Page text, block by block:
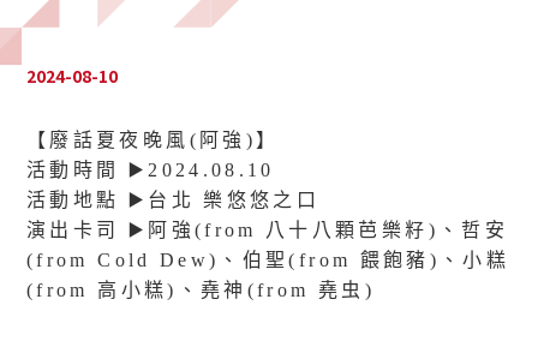
2024-08-10
【廢話夏夜晚風(阿強)】
活動時間 ▶️2024.08.10
活動地點 ▶️台北 樂悠悠之口
演出卡司 ▶️阿強(from 八十八顆芭樂籽)、哲安
(from Cold Dew)、伯聖(from 餵飽豬)、小糕
(from 高小糕)、堯神(from 堯虫)